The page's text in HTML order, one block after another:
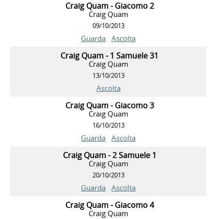
Craig Quam - Giacomo 2
Craig Quam
09/10/2013
Guarda Ascolta
Craig Quam - 1 Samuele 31
Craig Quam
13/10/2013
Ascolta
Craig Quam - Giacomo 3
Craig Quam
16/10/2013
Guarda Ascolta
Craig Quam - 2 Samuele 1
Craig Quam
20/10/2013
Guarda Ascolta
Craig Quam - Giacomo 4
Craig Quam